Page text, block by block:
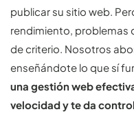
publicar su sitio web.
rendimiento, problemas
de criterio. Nosotros
enseñándote lo que sí
una gestión web
velocidad y te da